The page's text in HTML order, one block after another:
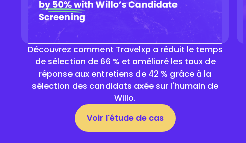
Découvrez comment Travelxp a réduit le temps
de sélection de 66 % et amélioré les taux de
réponse aux entretiens de 42 % grâce à la
sélection des candidats axée sur l'humain de
Willo.
Voir l'étude de cas